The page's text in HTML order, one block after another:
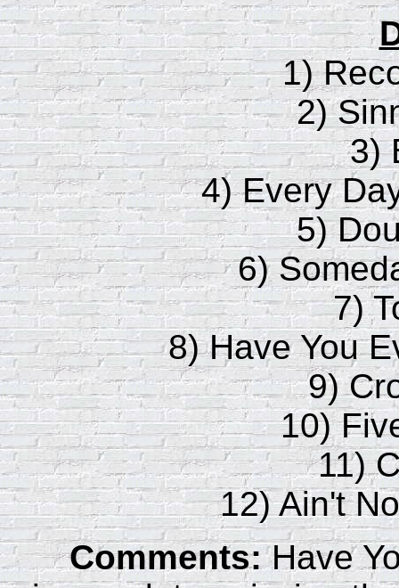
1)
2)
3)
4) Every
5)
6)
7)
8) Have You
9)
10)
11)
12) Ain't
Comments:Have